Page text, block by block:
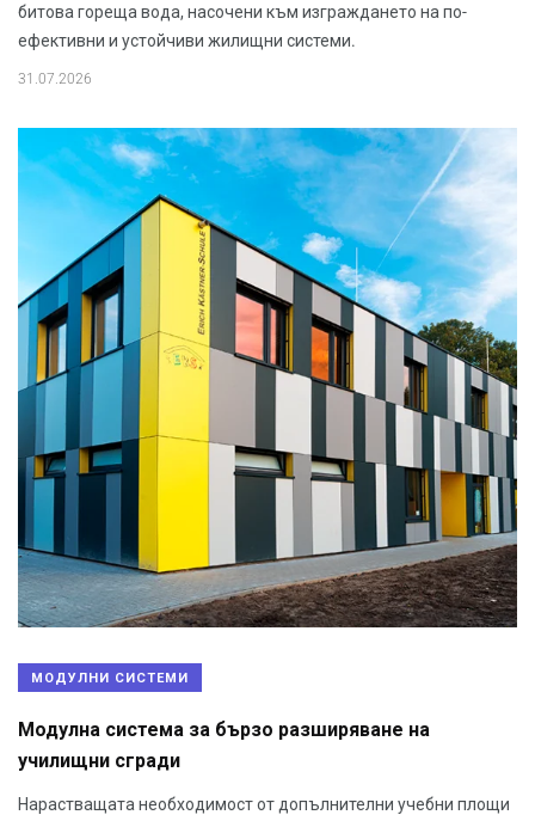
битова гореща вода, насочени към изграждането на по-
ефективни и устойчиви жилищни системи.
31.07.2026
МОДУЛНИ СИСТЕМИ
Модулна система за бързо разширяване на
училищни сгради
Нарастващата необходимост от допълнителни учебни площи